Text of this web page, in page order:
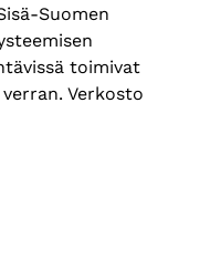
Suomen
toimivat
Verkosto